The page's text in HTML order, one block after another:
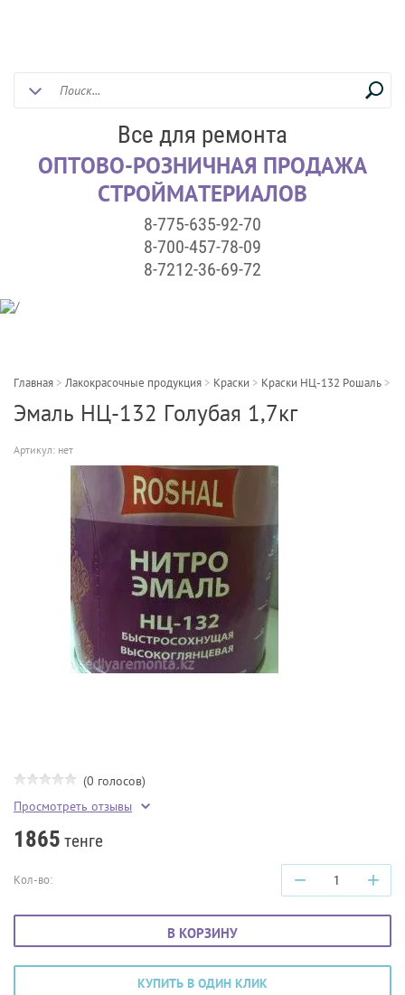
Все для ремонта
ОПТОВО-РОЗНИЧНАЯ ПРОДАЖА
СТРОЙМАТЕРИАЛОВ
8-775-635-92-70
8-700-457-78-09
8-7212-36-69-72
Главная > Лакокрасочные продукция > Краски > Краски НЦ-132 Рошаль >
Эмаль НЦ-132 Голубая 1,7кг
Артикул: нет
(0 голосов)
Просмотреть отзывы
1865 тенге
Кол-во: − +
В КОРЗИНУ
КУПИТЬ В ОДИН КЛИК